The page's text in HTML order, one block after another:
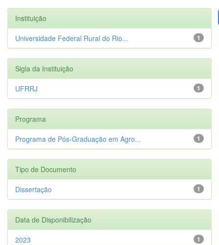
Instituição
1
Universidade Federal Rural do Rio...
Sigla da Instituição
1
UFRRJ
Programa
1
Programa de Pós-Graduação em Agro...
Tipo de Documento
1
Dissertação
Data de Disponibilização
1
2023